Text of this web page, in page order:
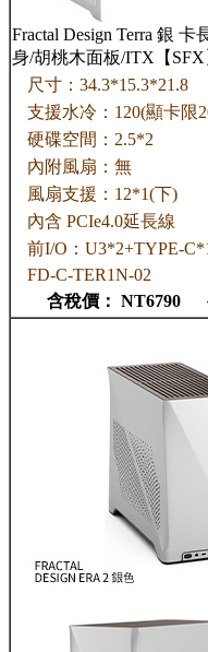
Fractal Design Terra 銀 卡
身/胡桃木面板/ITX【SFX
尺寸：34.3*15.3*21.8
支援水冷：120(顯卡限
硬碟空間：2.5*2
內附風扇：無
風扇支援：12*1(下)
內含 PCIe4.0延長線
前I/O：U3*2+TYPE-
FD-C-TER1N-02
含稅價： NT6790